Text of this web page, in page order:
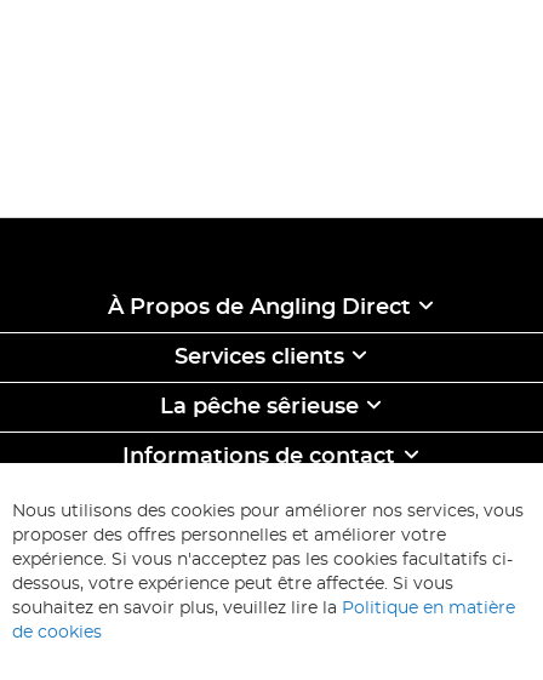
À Propos de Angling Direct
Services clients
La pêche sêrieuse
Informations de contact
ABONNEZ-VOUS & ECONOMISEZ
Inscription
à
d’information
:
Inscription
Nous utilisons des cookies pour améliorer nos services, vous
proposer des offres personnelles et améliorer votre
expérience. Si vous n'acceptez pas les cookies facultatifs ci-
dessous, votre expérience peut être affectée. Si vous
souhaitez en savoir plus, veuillez lire la Politique en matière
de cookies